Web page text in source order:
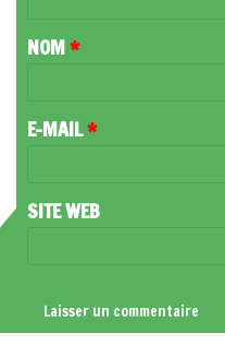
A
R
NOM*
E-MAIL*
SITE WEB